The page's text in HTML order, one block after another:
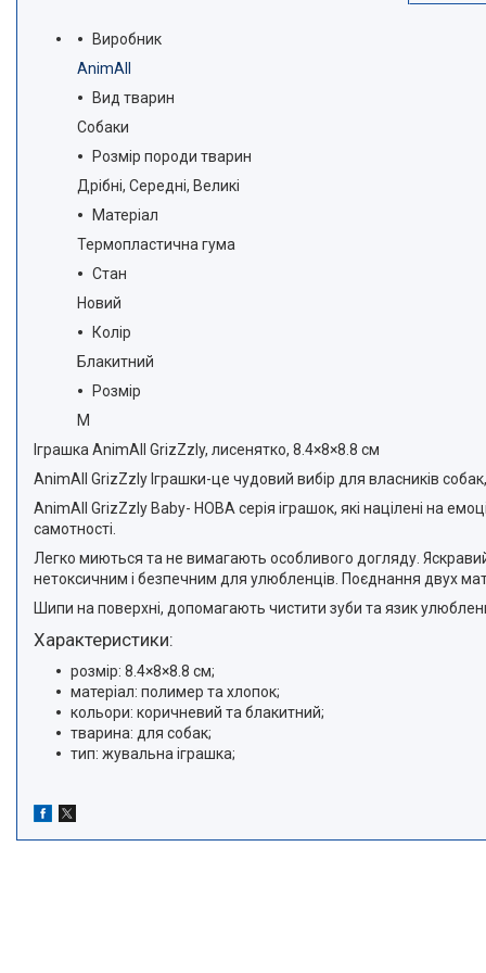
Виробник
AnimAll
Вид тварин
Собаки
Розмір породи тварин
Дрібні, Середні, Великі
Матеріал
Термопластична гума
Стан
Новий
Колір
Блакитний
Розмір
M
Іграшка AnimAll GrizZzly, лисенятко, 8.4×8×8.8 см
AnimAll GrizZzly Іграшки-це чудовий вибір для власників
AnimAll GrizZzly Baby- НОВА серія іграшок, які націлені на
самотності.
Легко миються та не вимагають особливого догляду.
нетоксичним і безпечним для улюбленців. Поєднання двух
Шипи на поверхні, допомагають чистити зуби та язик
Характеристики:
розмір: 8.4×8×8.8 см;
матеріал: полимер та хлопок;
кольори: коричневий та блакитний;
тварина: для собак;
тип: жувальна іграшка;